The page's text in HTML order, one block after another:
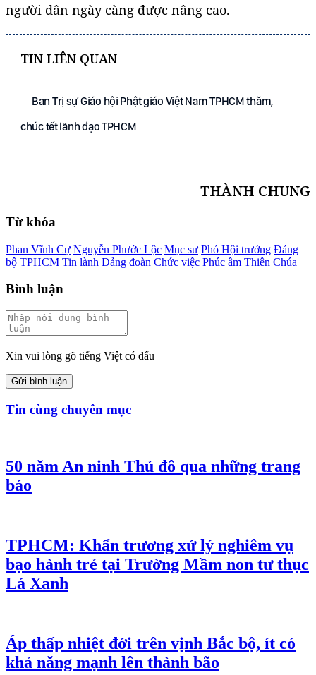
người dân ngày càng được nâng cao.
TIN LIÊN QUAN
Ban Trị sự Giáo hội Phật giáo Việt Nam TPHCM thăm,
chúc tết lãnh đạo TPHCM
THÀNH CHUNG
Từ khóa
Phan Vĩnh Cự Nguyễn Phước Lộc Mục sư Phó Hội trưởng Đảng
bộ TPHCM Tin lành Đảng đoàn Chức việc Phúc âm Thiên Chúa
Bình luận
Xin vui lòng gõ tiếng Việt có dấu
Gửi bình luận
Tin cùng chuyên mục
50 năm An ninh Thủ đô qua những trang
báo
TPHCM: Khẩn trương xử lý nghiêm vụ
bạo hành trẻ tại Trường Mầm non tư thục
Lá Xanh
Áp thấp nhiệt đới trên vịnh Bắc bộ, ít có
khả năng mạnh lên thành bão